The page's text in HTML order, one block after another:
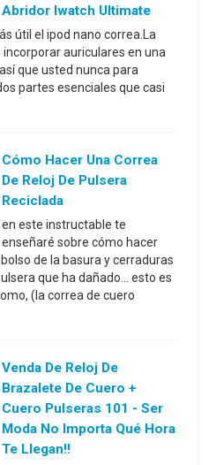
Abridor Iwatch Ultimate
útil el ipod nano correa.La
auriculares en una
que usted nunca para
partes esenciales que casi
Cómo Hacer Una Correa
De Reloj De Pulsera
Reciclada
en este instructable te
enseñaré sobre cómo hacer
de la basura y cerraduras
que ha dañado... esto es
(la correa de cuero
Venda De Reloj De
Brazalete De Cuero +
Cuero Pulseras 101 - Ser
Moda No Importa Qué Hora
Te Llegan!!